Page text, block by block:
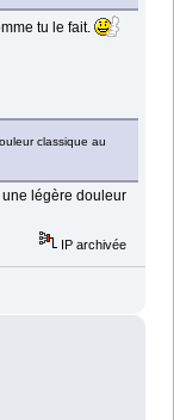
tu le fait.
classique au
légère douleur
IP archivée